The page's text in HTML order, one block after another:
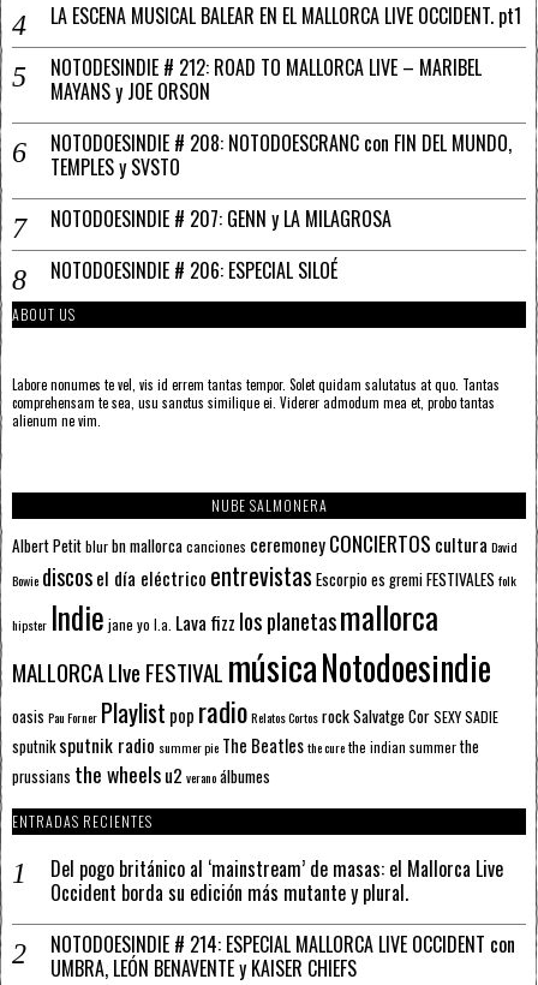
LA ESCENA MUSICAL BALEAR EN EL MALLORCA LIVE OCCIDENT. pt1
NOTODESINDIE # 212: ROAD TO MALLORCA LIVE – MARIBEL
MAYANS y JOE ORSON
NOTODOESINDIE # 208: NOTODOESCRANC con FIN DEL MUNDO,
TEMPLES y SVSTO
NOTODOESINDIE # 207: GENN y LA MILAGROSA
NOTODOESINDIE # 206: ESPECIAL SILOÉ
ABOUT US
Labore nonumes te vel, vis id errem tantas tempor. Solet quidam salutatus at quo. Tantas
comprehensam te sea, usu sanctus similique ei. Viderer admodum mea et, probo tantas
alienum ne vim.
NUBE SALMONERA
Albert Petitblurbn mallorcacanciones ceremoneyCONCIERTOS cultura David
Bowie discosel día eléctrico entrevistas Escorpioes gremiFESTIVALES folk
hipster Indie jane yo l.a. Lava fizz los planetasmallorca
MALLORCA LIve FESTIVAL músicaNotodoesindie
oasis Pau Forner Playlist pop radioRelatos CortosrockSalvatge CorSEXY SADIE
sputnik sputnik radio summer pie The Beatlesthe curethe indian summerthe
prussians the wheelsu2 veranoálbumes
ENTRADAS RECIENTES
Del pogo británico al ‘mainstream’ de masas: el Mallorca Live
Occident borda su edición más mutante y plural.
NOTODOESINDIE # 214: ESPECIAL MALLORCA LIVE OCCIDENT con
UMBRA, LEÓN BENAVENTE y KAISER CHIEFS